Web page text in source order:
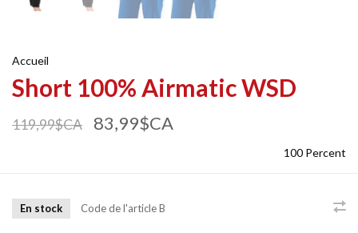
Accueil
Short 100% Airmatic WSD
119,99$CA 83,99$CA
100 Percent
En stock Code de l'articleB